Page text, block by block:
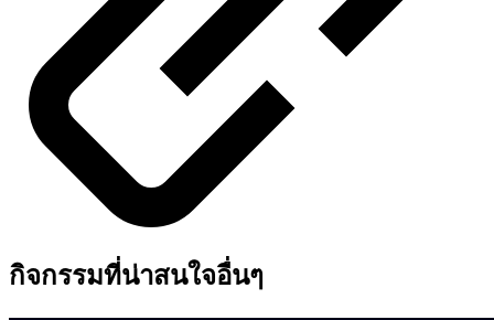
กิจกรรมที่น่าสนใจอื่นๆ